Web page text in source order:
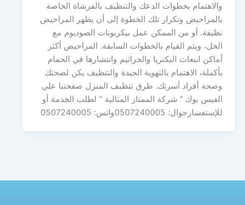
والاهتمام بخطوات الدعك والتنظيف بالفرشاة الخاصة
بالمراحيض وتكرار تلك الخطوة إلى أن يظهر المراحيض
نظيفة. أو من الممكن عمل بيكربونات الصوديوم مع
الخل، ويتم القيام بالخطوات السابقة. المراحيض أكثر
أماكن انبعاث البكتريا والجراثيم وانتشارها في الحمام
بأكملة، الاهتمام بالتهوية الجيدة والتنظيف يكن لصحتك
وصحة أفراد أسرتك. طرق تنظيف المنزل صفحتنا علي
الفيس بوك ” شركة الممتاز المثالية “ لطلب الخدمة أو
للإستفسارجوال: 0507240005واتس: 0507240005